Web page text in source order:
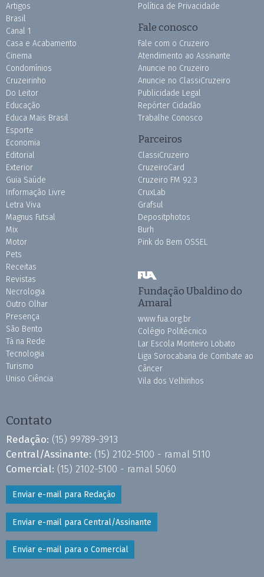
Artigos
Brasil
Canal 1
Casa e Acabamento
Cinema
Condomínios
Cruzeirinho
Do Leitor
Educação
Educa Mais Brasil
Esporte
Economia
Editorial
Exterior
Guia Saúde
Informação Livre
Letra Viva
Magnus Futsal
Mix
Motor
Pets
Receitas
Revistas
Necrologia
Outro Olhar
Presença
São Bento
Tá na Rede
Tecnologia
Turismo
Uniso Ciência
Política de Privacidade
Fale conosco
Fale com o Cruzeiro
Atendimento ao Assinante
Anuncie no Cruzeiro
Anuncie no ClassiCruzeiro
Publicidade Legal
Repórter Cidadão
Trabalhe Conosco
Parceiros
ClassiCruzeiro
CruzeiroCard
Cruzeiro FM 92.3
CruxLab
Grafsul
Depositphotos
Burh
Pink do Bem OSSEL
Fundação Ubaldino do
Amaral
www.fua.org.br
Colégio Politécnico
Lar Escola Monteiro Lobato
Liga Sorocabana de Combate ao
Câncer
Vila dos Velhinhos
Contato
Redação: (15) 99789-3913
Central/Assinante: (15) 2102-5100 - ramal 5110
Comercial: (15) 2102-5100 - ramal 5060
Enviar e-mail para Redação
Enviar e-mail para Central/Assinante
Enviar e-mail para o Comercial